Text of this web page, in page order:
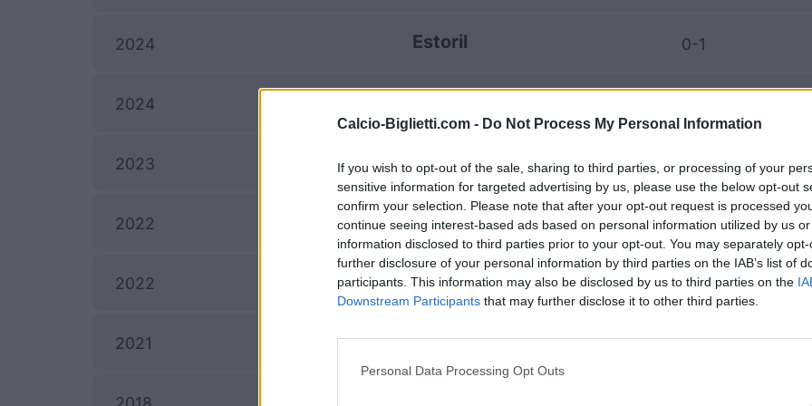
Calcio-Biglietti.com - Do Not Process My Personal Information
If you wish to opt-out of the sale, sharing to third parties, or processing of your
sensitive information for targeted advertising by us, please use the below opt-out
confirm your selection. Please note that after your opt-out request is processed
continue seeing interest-based ads based on personal information utilized by us
information disclosed to third parties prior to your opt-out. You may separately
further disclosure of your personal information by third parties on the IAB’s list of
participants. This information may also be disclosed by us to third parties on the
Downstream Participants that may further disclose it to other third parties.
Personal Data Processing Opt Outs
2024 Estoril 0-1
2024
2023 Sporting Portugal -
2022 Estoril -
2022 Sporting Portugal 3-0
2021 Estoril 0-1